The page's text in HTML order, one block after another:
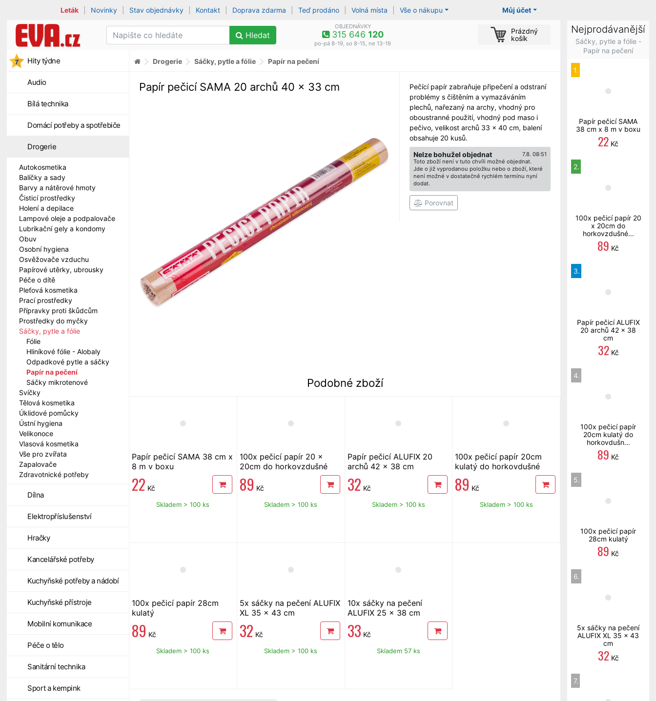
Můj účet
Leták Novinky Stav objednávky Kontakt Doprava zdarma Teď prodáno Volná místa Vše o nákupu
Hledat
OBJEDNÁVKY
315 646 120
po-pá 8-19, so 8-15, ne 13-19
Prázdný
košík
Hity týdne
Audio
Bílá technika
Domácí potřeby a spotřebiče
Drogerie
Autokosmetika
Balíčky a sady
Barvy a nátěrové hmoty
Čisticí prostředky
Holení a depilace
Lampové oleje a podpalovače
Lubrikační gely a kondomy
Obuv
Osobní hygiena
Osvěžovače vzduchu
Papírové utěrky, ubrousky
Péče o dítě
Pleťová kosmetika
Prací prostředky
Přípravky proti škůdcům
Prostředky do myčky
Sáčky, pytle a fólie
Fólie
Hliníkové fólie - Alobaly
Odpadkové pytle a sáčky
Papír na pečení
Sáčky mikrotenové
Svíčky
Tělová kosmetika
Úklidové pomůcky
Ústní hygiena
Velikonoce
Vlasová kosmetika
Vše pro zvířata
Zapalovače
Zdravotnické potřeby
Dílna
Elektropříslušenství
Hračky
Kancelářské potřeby
Kuchyňské potřeby a nádobí
Kuchyňské přístroje
Mobilní komunikace
Péče o tělo
Sanitární technika
Sport a kempink
Drogerie Sáčky, pytle a fólie Papír na pečení
Pečící papír zabraňuje připečení a odstraní
problémy s čištěním a vymazáváním
plechů, nařezaný na archy, vhodný pro
oboustranné použití, vhodný pod maso i
pečivo, velikost archů 33 x 40 cm, balení
obsahuje 20 kusů.
7.8. 08:51
Nelze bohužel objednat
Toto zboží není v tuto chvíli možné objednat.
Jde o již vyprodanou položku nebo o zboží, které
není možné v dostatečně rychlém termínu nyní
dodat.
Porovnat
Papír pečicí SAMA 20 archů 40 x 33 cm
Podobné zboží
Papír pečicí SAMA 38 cm x
8 m v boxu
22 Kč
Skladem > 100 ks
100x pečicí papír 20 x
20cm do horkovzdušné
89 Kč
Skladem > 100 ks
Papír pečicí ALUFIX 20
archů 42 x 38 cm
32 Kč
Skladem > 100 ks
100x pečicí papír 20cm
kulatý do horkovdušné
89 Kč
Skladem > 100 ks
100x pečicí papír 28cm
kulatý
89 Kč
Skladem > 100 ks
5x sáčky na pečení ALUFIX
XL 35 x 43 cm
32 Kč
Skladem > 100 ks
10x sáčky na pečení
ALUFIX 25 x 38 cm
33 Kč
Skladem 57 ks
Nejprodávanější
Sáčky, pytle a fólie -
Papír na pečení
1.
Papír pečicí SAMA
38 cm x 8 m v boxu
22 Kč
2.
100x pečicí papír 20
x 20cm do
horkovzdušné...
89 Kč
3.
Papír pečicí ALUFIX
20 archů 42 x 38
cm
32 Kč
4.
100x pečicí papír
20cm kulatý do
horkovdušn...
89 Kč
5.
100x pečicí papír
28cm kulatý
89 Kč
6.
5x sáčky na pečení
ALUFIX XL 35 x 43
cm
32 Kč
7.